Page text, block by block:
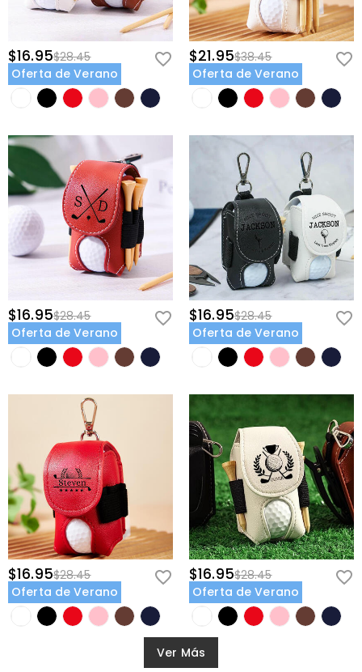
$16.95$28.45
Oferta de Verano
$21.95$38.45
Oferta de Verano
$16.95$28.45
Oferta de Verano
$16.95$28.45
Oferta de Verano
$16.95$28.45
Oferta de Verano
$16.95$28.45
Oferta de Verano
Ver Más